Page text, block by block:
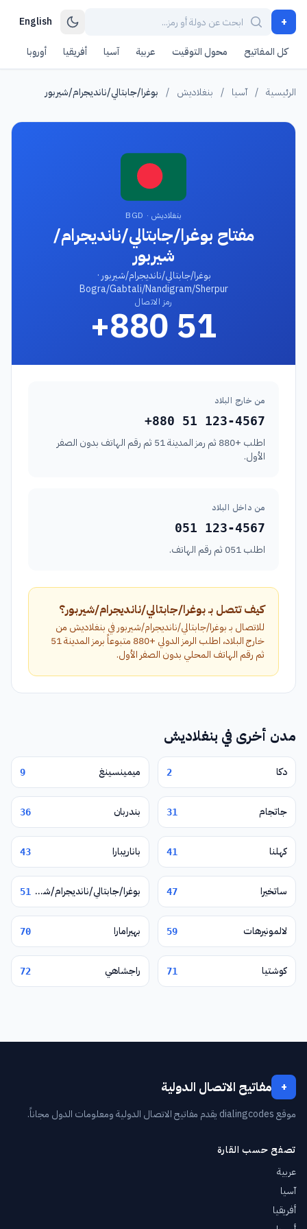
+
English
كل المفاتيح محول التوقيت عربية آسيا أفريقيا أوروبا
الرئيسية / آسيا / بنغلاديش / بوغرا/جابتالي/نانديجرام/شيربور
بنغلاديش · BGD
مفتاح بوغرا/جابتالي/نانديجرام/
شيربور
بوغرا/جابتالي/نانديجرام/شيربور ·
Bogra/Gabtali/Nandigram/Sherpur
رمز الاتصال
+880 51
من خارج البلاد
+880 51 123-4567
اطلب +880 ثم رمز المدينة 51 ثم رقم الهاتف بدون الصفر
الأول.
من داخل البلاد
051 123-4567
اطلب 051 ثم رقم الهاتف.
كيف تتصل بـ بوغرا/جابتالي/نانديجرام/شيربور؟
للاتصال بـ بوغرا/جابتالي/نانديجرام/شيربور في بنغلاديش من
خارج البلاد، اطلب الرمز الدولي +880 متبوعاً برمز المدينة 51
ثم رقم الهاتف المحلي بدون الصفر الأول.
مدن أخرى في بنغلاديش
دكا 2 ميمينسينغ 9
جاتجام 31 بندربان 36
كهلنا 41 باناريبارا 43
ساتخيرا 47 بوغرا/جابتالي/نانديجرام/شيربور 51
لالمونيرهات 59 بهيرامارا 70
كوشتيا 71 راجشاهي 72
+ مفاتيح الاتصال الدولية
موقع dialingcodes يقدم مفاتيح الاتصال الدولية ومعلومات الدول مجاناً.
تصفح حسب القارة
عربية
آسيا
أفريقيا